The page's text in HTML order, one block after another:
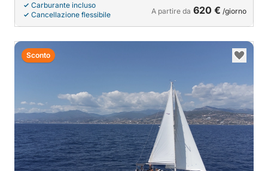
Carburante incluso
Cancellazione flessibile
A partire da 620 € /giorno
Sconto